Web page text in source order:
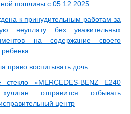
пошлины с 05.12.2025
к принудительным работам за
неуплату без уважительных
на содержание своего
право воспитывать дочь
стекло «MERCEDES-BENZ E240
отправится отбывать
центр